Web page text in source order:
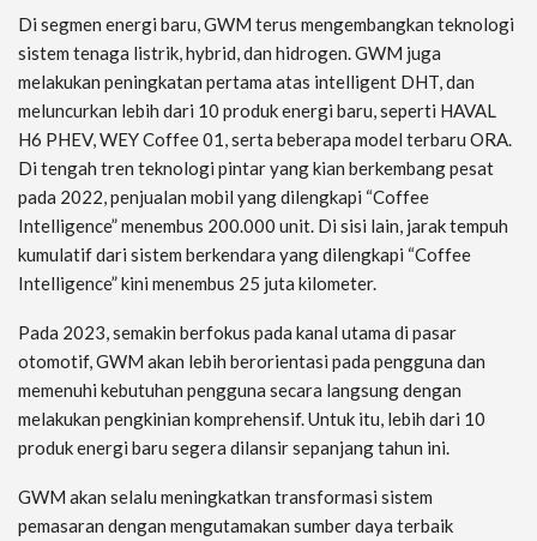
Di segmen energi baru, GWM terus mengembangkan teknologi
sistem tenaga listrik, hybrid, dan hidrogen. GWM juga
melakukan peningkatan pertama atas intelligent DHT, dan
meluncurkan lebih dari 10 produk energi baru, seperti HAVAL
H6 PHEV, WEY Coffee 01, serta beberapa model terbaru ORA.
Di tengah tren teknologi pintar yang kian berkembang pesat
pada 2022, penjualan mobil yang dilengkapi “Coffee
Intelligence” menembus 200.000 unit. Di sisi lain, jarak tempuh
kumulatif dari sistem berkendara yang dilengkapi “Coffee
Intelligence” kini menembus 25 juta kilometer.
Pada 2023, semakin berfokus pada kanal utama di pasar
otomotif, GWM akan lebih berorientasi pada pengguna dan
memenuhi kebutuhan pengguna secara langsung dengan
melakukan pengkinian komprehensif. Untuk itu, lebih dari 10
produk energi baru segera dilansir sepanjang tahun ini.
GWM akan selalu meningkatkan transformasi sistem
pemasaran dengan mengutamakan sumber daya terbaik